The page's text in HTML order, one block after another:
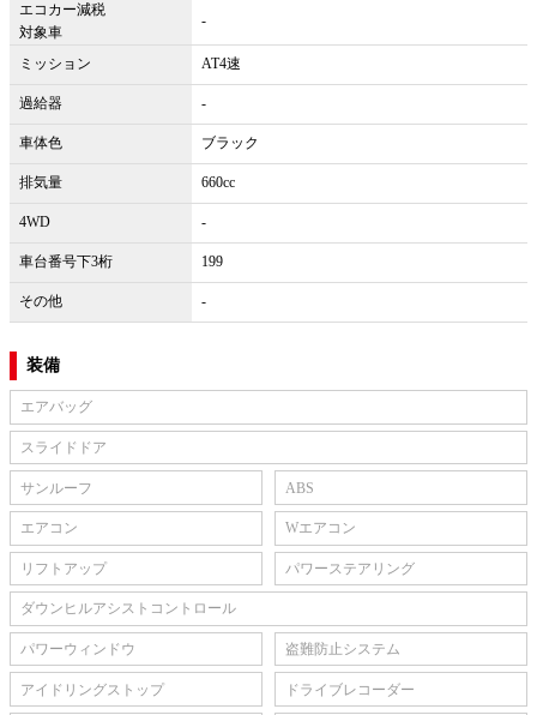
エコカー減税
対象車
-
ミッション AT4速
過給器 -
車体色 ブラック
排気量 660cc
4WD -
車台番号下3桁 199
その他 -
装備
エアバッグ
スライドドア
サンルーフ ABS
エアコン Wエアコン
リフトアップ パワーステアリング
ダウンヒルアシストコントロール
パワーウィンドウ 盗難防止システム
アイドリングストップ ドライブレコーダー